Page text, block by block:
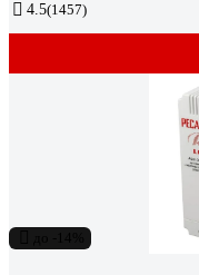
4.5(1457)